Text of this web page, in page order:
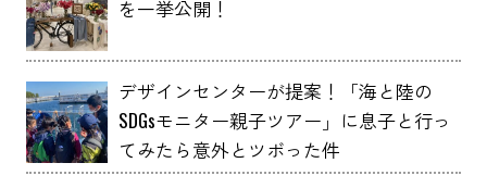
を一挙公開！
デザインセンターが提案！「海と陸の
SDGsモニター親子ツアー」に息子と行っ
てみたら意外とツボった件